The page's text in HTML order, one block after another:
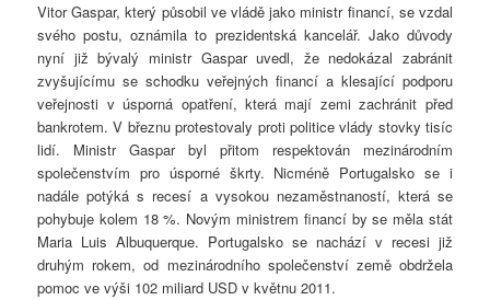
Vitor Gaspar, který působil ve vládě jako ministr financí, se vzdal
svého postu, oznámila to prezidentská kancelář. Jako důvody
nyní již bývalý ministr Gaspar uvedl, že nedokázal zabránit
zvyšujícímu se schodku veřejných financí a klesající podporu
veřejnosti v úsporná opatření, která mají zemi zachránit před
bankrotem. V březnu protestovaly proti politice vlády stovky tisíc
lidí. Ministr Gaspar byl přitom respektován mezinárodním
společenstvím pro úsporné škrty. Nicméně Portugalsko se i
nadále potýká s recesí a vysokou nezaměstnaností, která se
pohybuje kolem 18 %. Novým ministrem financí by se měla stát
Maria Luis Albuquerque. Portugalsko se nachází v recesi již
druhým rokem, od mezinárodního společenství země obdržela
pomoc ve výši 102 miliard USD v květnu 2011.